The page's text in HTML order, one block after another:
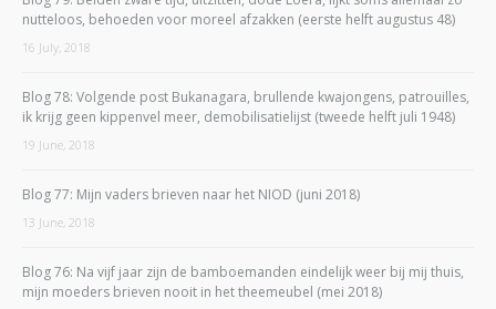
nutteloos, behoeden voor moreel afzakken (eerste helft augustus 48)
16 July, 2018
Blog 78: Volgende post Bukanagara, brullende kwajongens, patrouilles,
ik krijg geen kippenvel meer, demobilisatielijst (tweede helft juli 1948)
19 June, 2018
Blog 77: Mijn vaders brieven naar het NIOD (juni 2018)
13 June, 2018
Blog 76: Na vijf jaar zijn de bamboemanden eindelijk weer bij mij thuis,
mijn moeders brieven nooit in het theemeubel (mei 2018)